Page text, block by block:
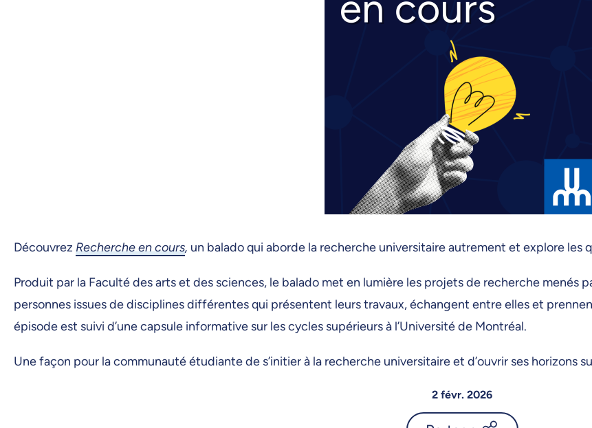
Découvrez Recherche en cours, un balado qui aborde la recherche universitaire autrement et explore les
Produit par la Faculté des arts et des sciences, le balado met en lumière les projets de recherche menés
personnes issues de disciplines différentes qui présentent leurs travaux, échangent entre elles et
épisode est suivi d’une capsule informative sur les cycles supérieurs à l’Université de Montréal.
Une façon pour la communauté étudiante de s’initier à la recherche universitaire et d’ouvrir ses horizons
2 févr. 2026